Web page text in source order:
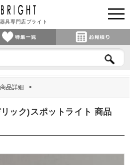
具専門店ブライト
品詳細
ック)スポットライト 商品